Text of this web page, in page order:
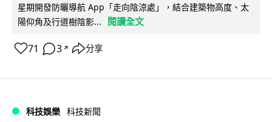
星期開發防曬導航 App「走向陰涼處」，結合建築物高度、太
陽仰角及行道樹陰影...
閱讀全文
71 3 ↗ 分享
科技娛樂 科技新聞